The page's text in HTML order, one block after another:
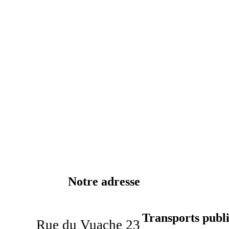
Notre adresse
Rue du Vuache 23Transports